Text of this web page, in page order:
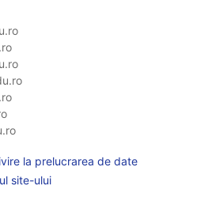
la prelucrarea de date
site-ului